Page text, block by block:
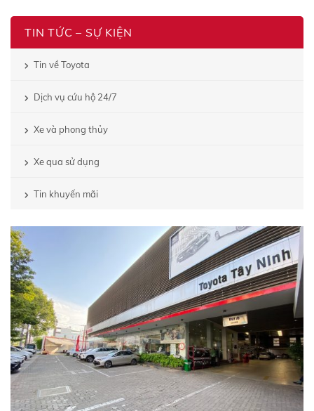
TIN TỨC – SỰ KIỆN
Tin về Toyota
Dịch vụ cứu hộ 24/7
Xe và phong thủy
Xe qua sử dụng
Tin khuyến mãi